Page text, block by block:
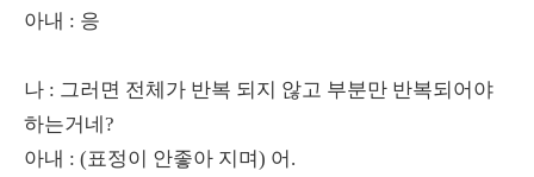
아내 : 응
나 : 그러면 전체가 반복 되지 않고 부분만 반복되어야
하는거네?
아내 : (표정이 안좋아 지며) 어.